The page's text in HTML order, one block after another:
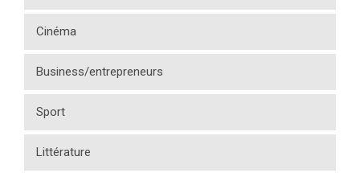
Cinéma
Business/entrepreneurs
Sport
Littérature